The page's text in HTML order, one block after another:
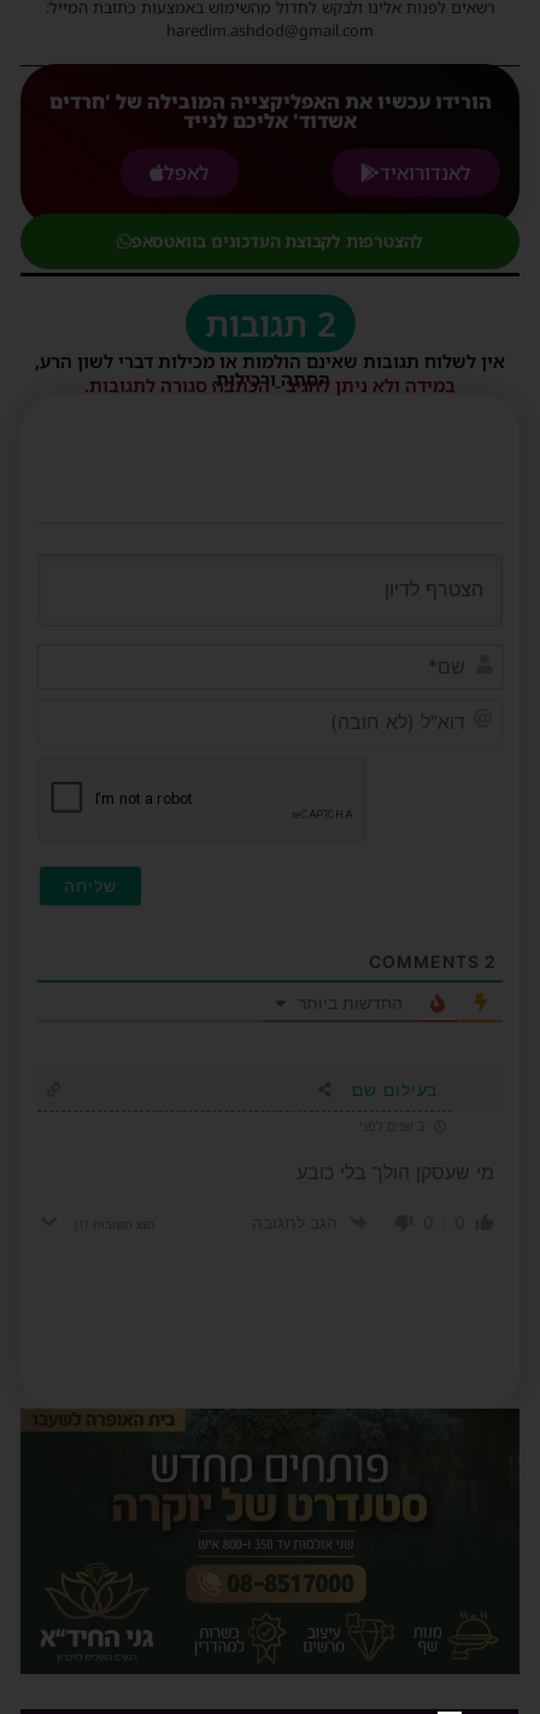
רשאים לפנות אלינו ולבקש לחדול מהשימוש באמצעות כתובת המייל:
haredim.ashdod@gmail.com
הורידו עכשיו את האפליקצייה המובילה של 'חרדים
אשדוד' אליכם לנייד
לאנדורואיד
לאפל
להצטרפות לקבוצת העדכונים בוואטסאפ
2 תגובות
אין לשלוח תגובות שאינם הולמות או מכילות דברי לשון הרע,
הסתה ורכילות.
במידה ולא ניתן להגיב - הכתבה סגורה לתגובות.
החדשות ביותר
בעילום שם
מי שעסקן הולך בלי כובע
(1)